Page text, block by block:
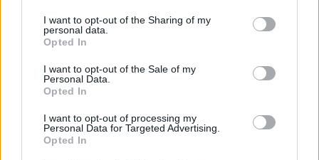
not limited to your visit or usage behaviour. You may click to
grant or deny consent to Google and its third-party tags to
use your data for below specified purposes in below Google
consent section.
I want to opt-out of the Sharing of my
personal data.
Opted In
I want to opt-out of the Sale of my
Personal Data.
Opted In
I want to opt-out of processing my
Personal Data for Targeted Advertising.
Opted In
Nemcsak Mike Tyson vagy Vladimir Klicsko tud
epikus bokszmérkőzést vívni. Vannak virtuózok
feleakkora méretben is, bár nyilván a vérre szomjas